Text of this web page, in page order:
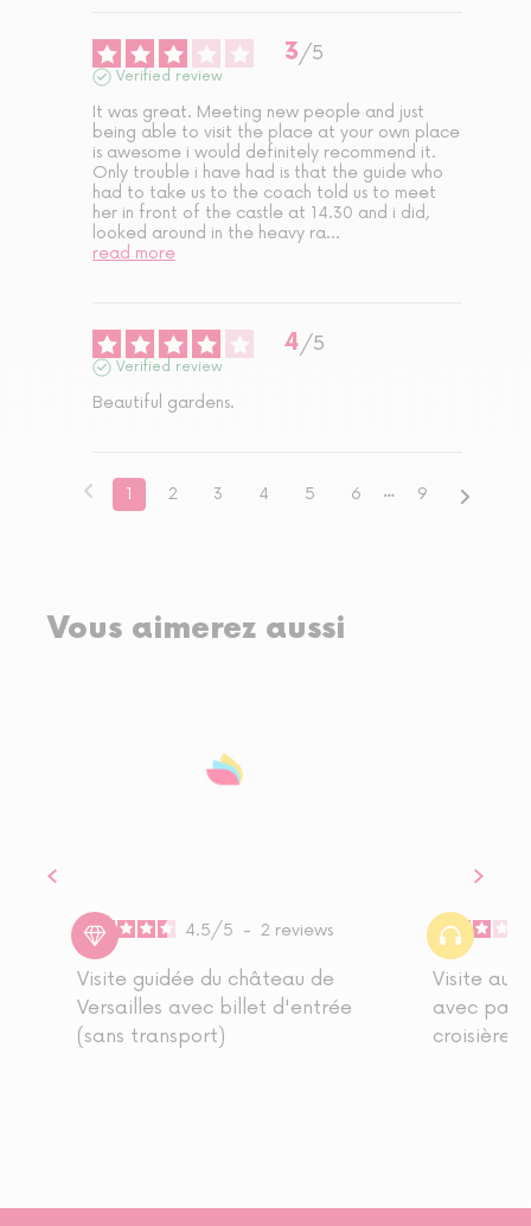
3/5
Verified review
It was great. Meeting new people and just
being able to visit the place at your own place
is awesome i would definitely recommend it.
Only trouble i have had is that the guide who
had to take us to the coach told us to meet
her in front of the castle at 14.30 and i did,
looked around in the heavy ra...
read more
4/5
Verified review
Beautiful gardens.
1 2 3 4 5 6 9
Vous aimerez aussi
4.5/5 - 2 reviews
Visite guidée du château de
Versailles avec billet d'entrée
(sans transport)
Visite
avec
croisière